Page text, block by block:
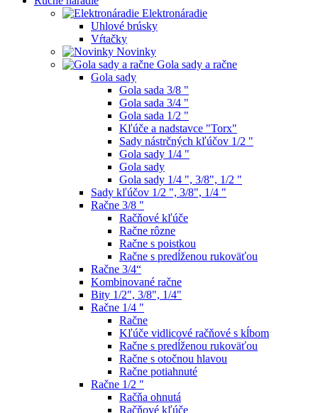
Elektronáradie
Uhlové brúsky
Vŕtačky
Novinky
Gola sady a račne
Gola sady
Gola sada 3/8 "
Gola sada 3/4 "
Gola sada 1/2 "
Kľúče a nadstavce "Torx"
Sady nástrčných kľúčov 1/2 "
Gola sady 1/4 "
Gola sady
Gola sady 1/4 ", 3/8", 1/2 "
Sady kľúčov 1/2 ", 3/8", 1/4 "
Račne 3/8 "
Račňové kľúče
Račne rôzne
Račne s poistkou
Račne s predĺženou rukoväťou
Račne 3/4“
Kombinované račne
Bity 1/2", 3/8", 1/4"
Račne 1/4 "
Račne
Kľúče vidlicové račňové s kĺbom
Račne s predĺženou rukoväťou
Račne s otočnou hlavou
Račne potiahnuté
Račne 1/2 "
Račňa ohnutá
Račňové kľúče